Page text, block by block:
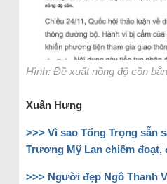
Hình: Đề xuất nồng độ cồn
Xuân Hưng
>>> Vì sao Tổng Trọng sẵn
Trương Mỹ Lan chiếm đoạt,
>>> Người đẹp Ngô Thanh